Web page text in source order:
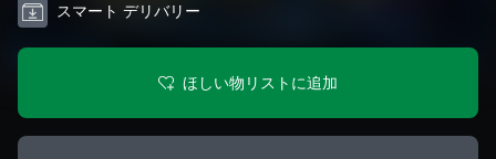
スマート デリバリー
ほしい物リストに追加